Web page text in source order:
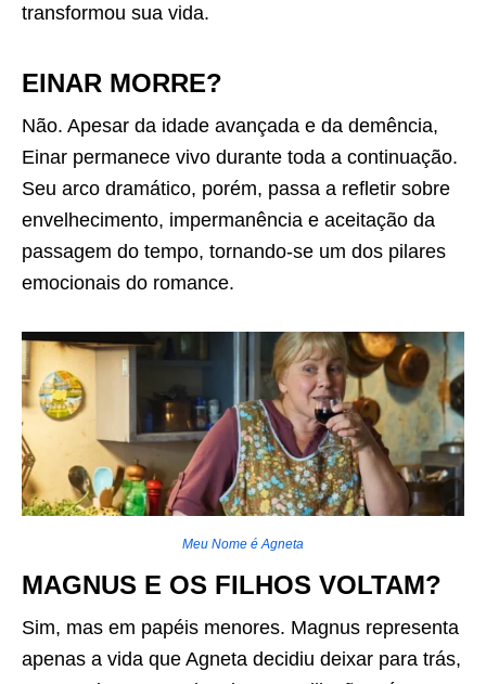
transformou sua vida.
EINAR MORRE?
Não. Apesar da idade avançada e da demência,
Einar permanece vivo durante toda a continuação.
Seu arco dramático, porém, passa a refletir sobre
envelhecimento, impermanência e aceitação da
passagem do tempo, tornando-se um dos pilares
emocionais do romance.
Meu Nome é Agneta
MAGNUS E OS FILHOS VOLTAM?
Sim, mas em papéis menores. Magnus representa
apenas a vida que Agneta decidiu deixar para trás,